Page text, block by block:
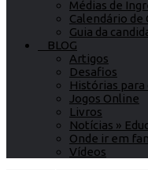
Médias de
Calendário de
Guia da
BLOG
Artigos
Desafios
Histórias para
Jogos Online
Livros
Notícias »
Onde ir em
Vídeos